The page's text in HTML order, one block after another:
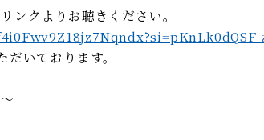
ンクよりお聴きください。
いております。